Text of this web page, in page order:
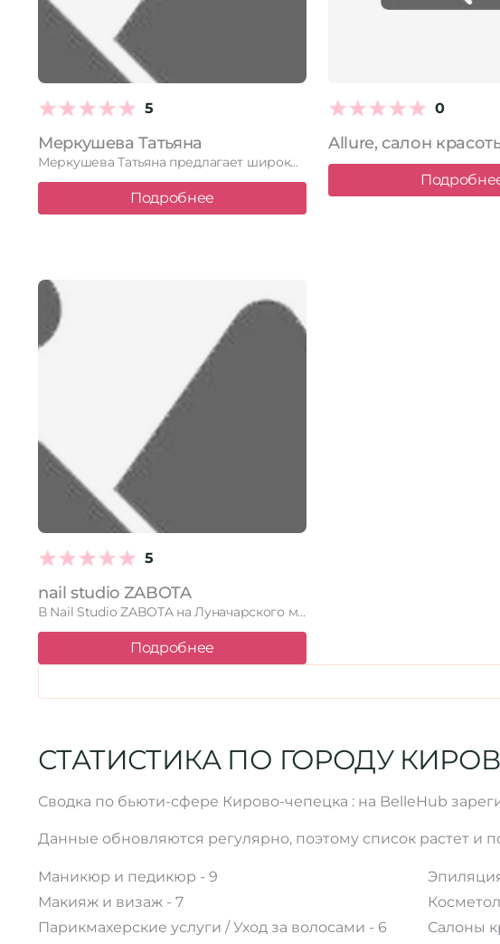
5
Меркушева Татьяна
Меркушева Татьяна предлагает широкий спектр услуг по уходу за ногтями …
Подробнее
0
Allure, салон
5
nail studio ZABOTA
В Nail Studio ZABOTA на Луначарского мы предлагаем вам индивидуальный …
Подробнее
СТАТИСТИКА ПО ГОРОДУ
Сводка по бьюти-сфере Кирово-чепецка : на BelleHub
Данные обновляются регулярно, поэтому список растет и
Маникюр и педикюр - 9
Макияж и визаж - 7
Парикмахерские услуги / Уход за волосами - 6
Салоны